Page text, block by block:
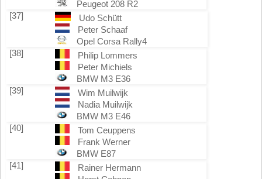
Peugeot 208 R2
[37]
Udo Schütt
Peter Schaaf
Opel Corsa Rally4
[38]
Philip Lommers
Peter Michiels
BMW M3 E36
[39]
Wim Muilwijk
Nadia Muilwijk
BMW M3 E46
[40]
Tom Ceuppens
Frank Werner
BMW E87
[41]
Rainer Hermann